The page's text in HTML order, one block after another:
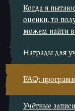
Когда я
оценки, то
можем найти
Награды для
FAQ:
Учётные